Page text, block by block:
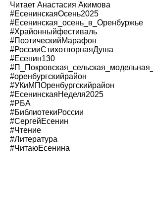
Читает Анастасия Акимова
#ЕсенинскаяОсень2025
#Есенинская_осень_в_Оренбуржье
#Xрайонныйфестиваль
#ПоэтическийМарафон
#РоссииСтихотворнаяДуша
#Есенин130
#оренбургскийрайон
#УКиМПОренбургскийрайон
#ЕсенинскаяНеделя2025
#РБА
#БиблиотекиРоссии
#СергейЕсенин
#Чтение
#Литература
#ЧитаюЕсенина